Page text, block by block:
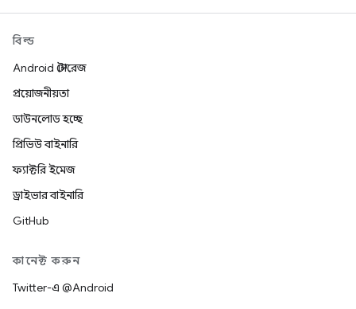
বিল্ড
Android স্টোরেজ
প্রয়োজনীয়তা
ডাউনলোড হচ্ছে
প্রিভিউ বাইনারি
ফ্যাক্টরি ইমেজ
ড্রাইভার বাইনারি
GitHub
কানেক্ট করুন
Twitter-এ @Android